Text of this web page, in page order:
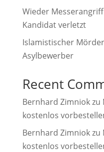
Wieder
Kandidat verletzt
Islamistischer
Asylbewerber
Recent
Bernhard Zimniokzu
kostenlos
Bernhard Zimniokzu
kostenlos